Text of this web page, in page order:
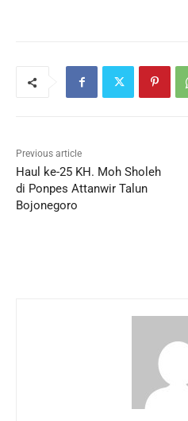
Previous article
Haul ke-25 KH. Moh Sholeh
di Ponpes Attanwir Talun
Bojonegoro